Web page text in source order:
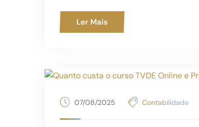
Ler Mais
07/08/2025 Contabilidade